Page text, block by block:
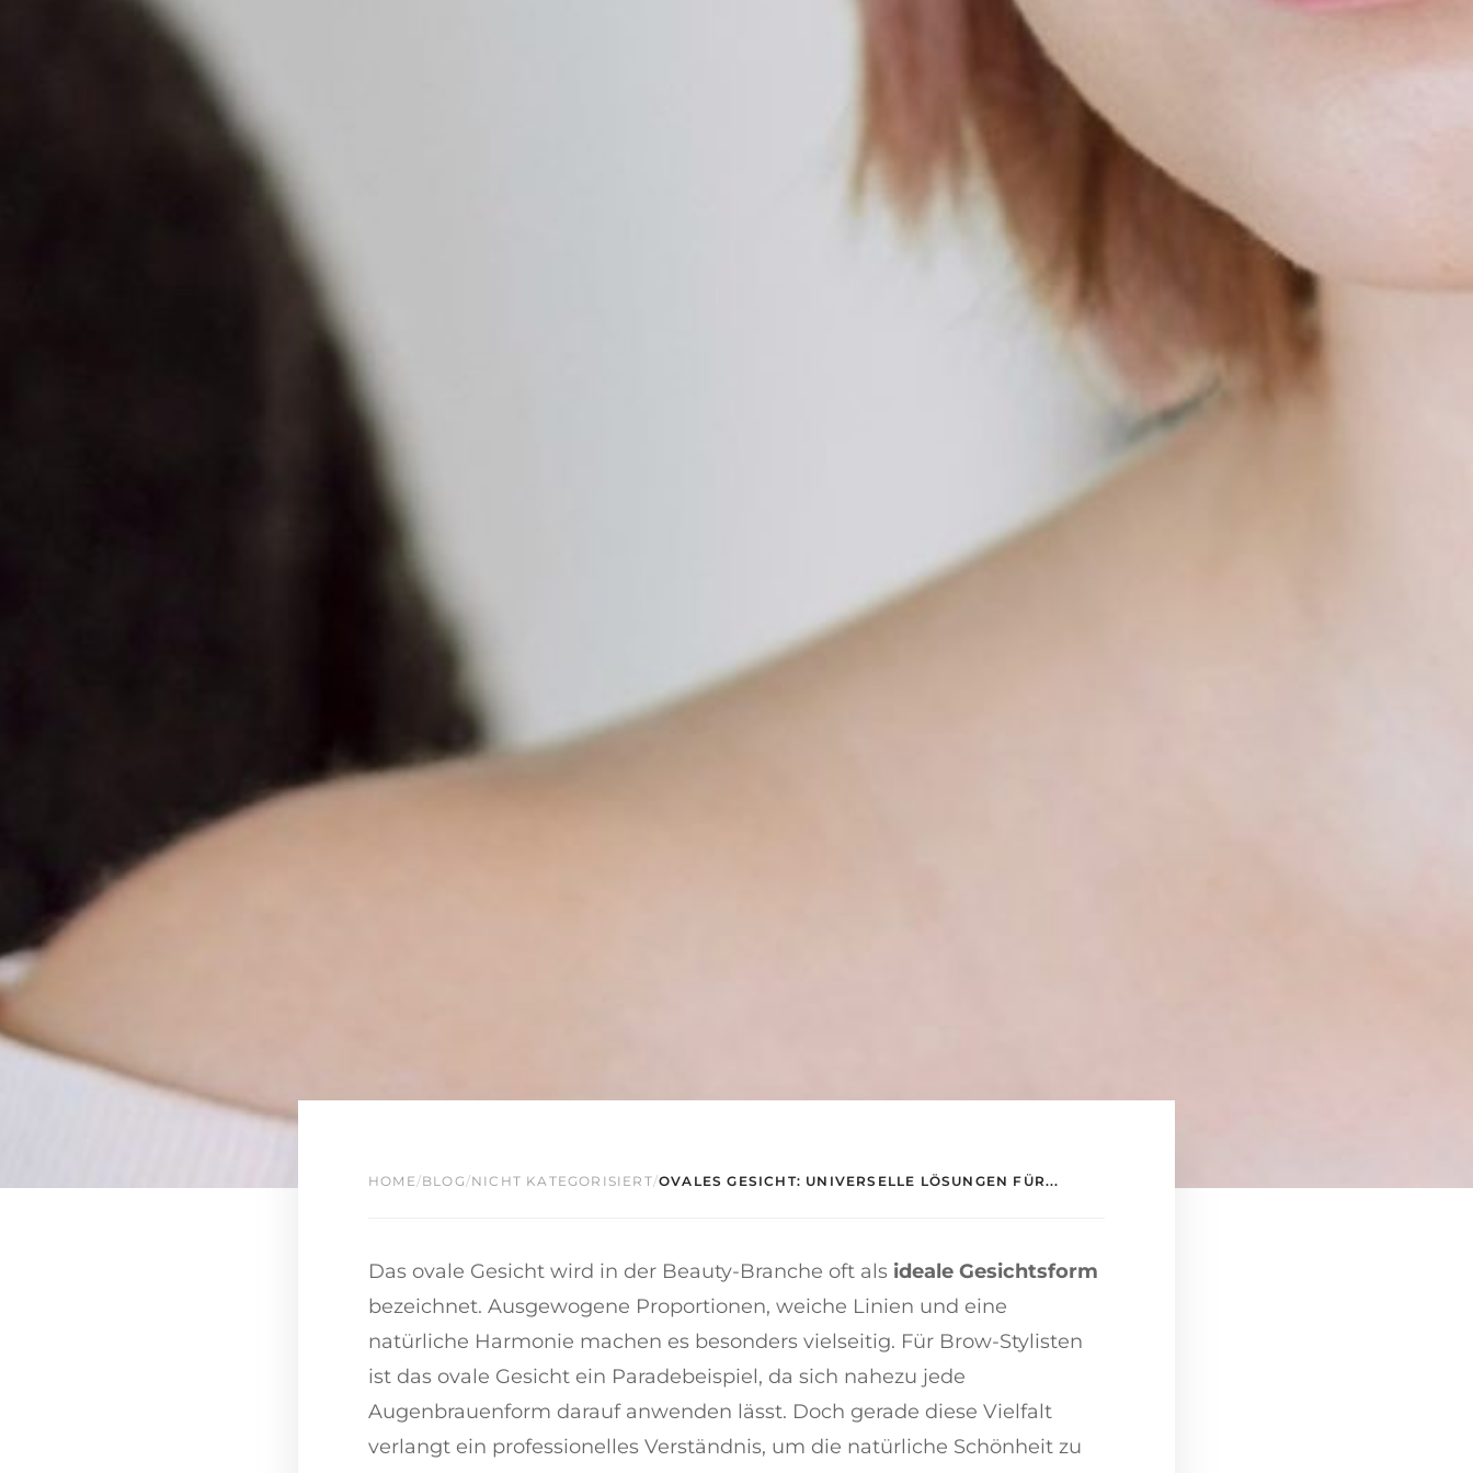
HOME/BLOG/NICHT KATEGORISIERT/OVALES GESICHT: UNIVERSELLE LÖSUNGEN FÜR...
Das ovale Gesicht wird in der Beauty-Branche oft als ideale Gesichtsform
bezeichnet. Ausgewogene Proportionen, weiche Linien und eine
natürliche Harmonie machen es besonders vielseitig. Für Brow-Stylisten
ist das ovale Gesicht ein Paradebeispiel, da sich nahezu jede
Augenbrauenform darauf anwenden lässt. Doch gerade diese Vielfalt
verlangt ein professionelles Verständnis, um die natürliche Schönheit zu